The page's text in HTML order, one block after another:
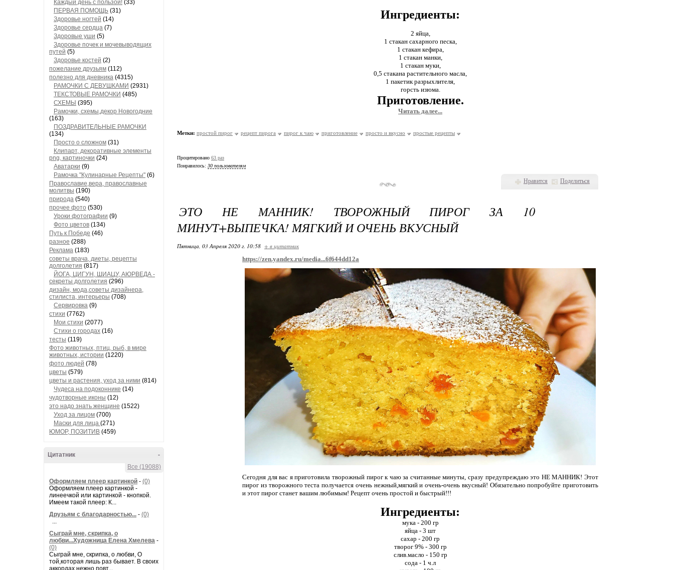
Каждый день с пользой! (33)
ПЕРВАЯ ПОМОЩЬ (31)
Здоровье ногтей (14)
Здоровье сердца (7)
Здоровые уши (5)
Здоровье почек и мочевыводящих
путей (5)
Здоровье костей (2)
пожелание друзьям (112)
полезно для дневника (4315)
РАМОЧКИ С ДЕВУШКАМИ (2931)
ТЕКСТОВЫЕ РАМОЧКИ (485)
СХЕМЫ (395)
Рамочки, схемы,декор Новогодние
(163)
ПОЗДРАВИТЕЛЬНЫЕ РАМОЧКИ
(134)
Просто о сложном (31)
Клипарт, декоративные элементы
png, картиночки (24)
Аватарки (9)
Рамочка "Кулинарные Рецепты" (6)
Православие,вера, православные
молитвы (190)
природа (540)
прочее фото (530)
Уроки фотографии (9)
Фото цветов (134)
Путь к Победе (46)
разное (288)
Реклама (183)
советы врача, диеты, рецепты
долголетия (817)
ЙОГА, ЦИГУН, ШИАЦУ, АЮРВЕДА -
секреты долголетия (296)
дизайн, мода,советы дизайнера,
стилиста, интерьеры (708)
Сервировка (9)
стихи (7762)
Мои стихи (2077)
Стихи о городах (16)
тесты (119)
Фото животных, птиц, рыб, в мире
животных, истории (1220)
фото людей (78)
цветы (579)
цветы и растения, уход за ними (814)
Чудеса на подоконнике (14)
чудотворные иконы (12)
это надо знать женщине (1522)
Уход за лицом (700)
Маски для лица (271)
ЮМОР, ПОЗИТИВ (459)
-
Цитатник
Все (19088)
Оформляем плеер картинкой - (0)
Оформляем плеер картинкой -
линеечкой или картинкой - кнопкой.
Имеем такой плеер: К...
Друзьям с благодарностью... - (0)
...
Сыграй мне, скрипка, о
любви...Художница Елена Хмелева -
(0)
Сыграй мне, скрипка, о любви, О
той,которая лишь раз бывает. В своих
аккордах нежно повт...
Нравится Поделиться
Ингредиенты:
2 яйца,
1 стакан сахарного песка,
1 стакан кефира,
1 стакан манки,
1 стакан муки,
0,5 стакана растительного масла,
1 пакетик разрыхлителя,
горсть изюма.
Приготовление.
Читать далее...
Метки: простой пирог рецепт пирога пирог к чаю приготовление просто и вкусно простые рецепты
Процитировано 63 раз
Понравилось: 30 пользователям
ЭТО НЕ МАННИК! ТВОРОЖНЫЙ ПИРОГ ЗА 10
МИНУТ+ВЫПЕЧКА! МЯГКИЙ И ОЧЕНЬ ВКУСНЫЙ
Пятница, 03 Апреля 2020 г. 10:58 + в цитатник
https://zen.yandex.ru/media...6f644dd12a
Сегодня для вас я приготовила творожный пирог к чаю за считанные минуты, сразу предупреждаю это НЕ МАННИК! Этот
пирог из творожного теста получается очень нежный,мягкий и очень-очень вкусный! Обязательно попробуйте приготовить
и этот пирог станет вашим любимым! Рецепт очень простой и быстрый!!!
Ингредиенты:
мука - 200 гр
яйца - 3 шт
сахар - 200 гр
творог 9% - 300 гр
слив.масло - 150 гр
сода - 1 ч.л